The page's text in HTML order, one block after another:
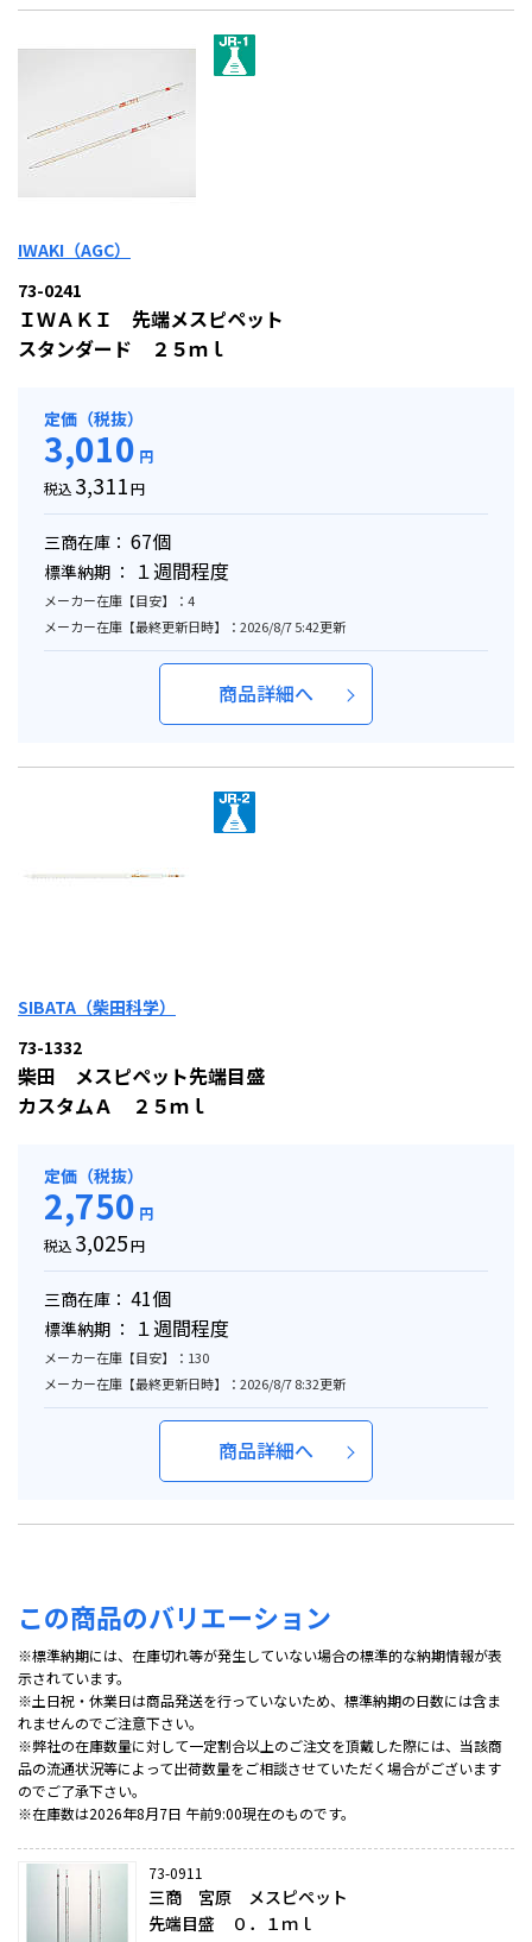
IWAKI（AGC）
73-0241
ＩＷＡＫＩ 先端メスピペット
スタンダード ２５ｍｌ
定価（税抜）
3,010 円
税込 3,311円
三商在庫： 67個
標準納期 ： １週間程度
メーカー在庫【目安】：4
メーカー在庫【最終更新日時】：2026/8/7 5:42更新
商品詳細へ
SIBATA（柴田科学）
73-1332
柴田 メスピペット先端目盛
カスタムＡ ２５ｍｌ
定価（税抜）
2,750 円
税込 3,025円
三商在庫： 41個
標準納期 ： １週間程度
メーカー在庫【目安】：130
メーカー在庫【最終更新日時】：2026/8/7 8:32更新
商品詳細へ
この商品のバリエーション
※標準納期には、在庫切れ等が発生していない場合の標準的な納期情報が表
示されています。
※土日祝・休業日は商品発送を行っていないため、標準納期の日数には含ま
れませんのでご注意下さい。
※弊社の在庫数量に対して一定割合以上のご注文を頂戴した際には、当該商
品の流通状況等によって出荷数量をご相談させていただく場合がございます
のでご了承下さい。
※在庫数は2026年8月7日 午前9:00現在のものです。
73-0911
三商 宮原 メスピペット
先端目盛 ０．１ｍｌ